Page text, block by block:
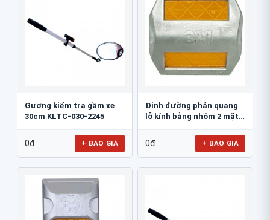
Gương kiểm tra gầm xe
30cm KLTC-030-2245
0đ + BÁO GIÁ
Đinh đường phản quang
lỗ kính bằng nhôm 2 mặt
0đ + BÁO GIÁ